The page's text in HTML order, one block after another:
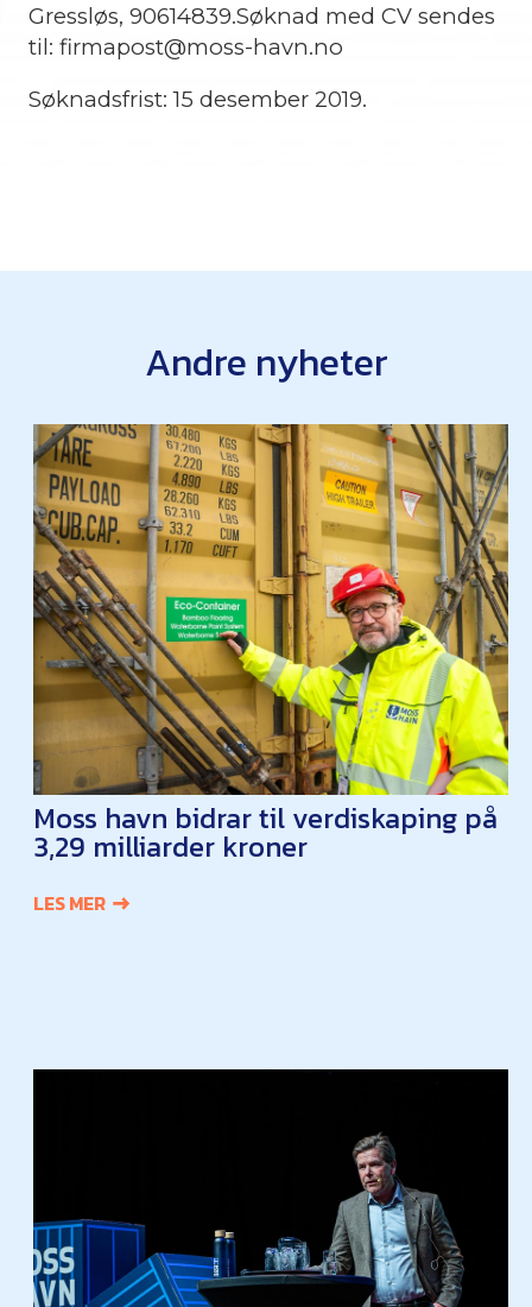
Gressløs, 90614839.Søknad med CV sendes
til: firmapost@moss-havn.no
Søknadsfrist: 15 desember 2019.
Andre nyheter
Moss havn bidrar til verdiskaping på
3,29 milliarder kroner
LES MER